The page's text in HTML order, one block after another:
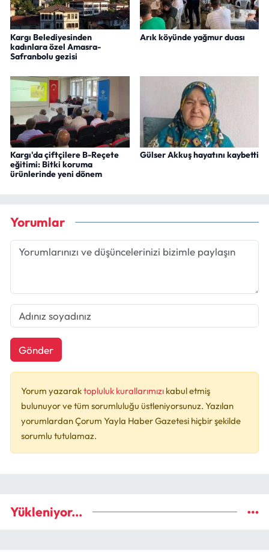
Kargı Belediyesinden
kadınlara özel Amasra-
Safranbolu gezisi
Arık köyünde yağmur duası
Kargı'da çiftçilere B-Reçete
eğitimi: Bitki koruma
ürünlerinde yeni dönem
Gülser Akkuş hayatını kaybetti
Yorumlar
Gönder
Yorum yazaraktopluluk kurallarımızı kabul etmiş
bulunuyor ve tüm sorumluluğu üstleniyorsunuz. Yazılan
yorumlardan Çorum Yayla Haber Gazetesi hiçbir şekilde
sorumlu tutulamaz.
Yükleniyor...